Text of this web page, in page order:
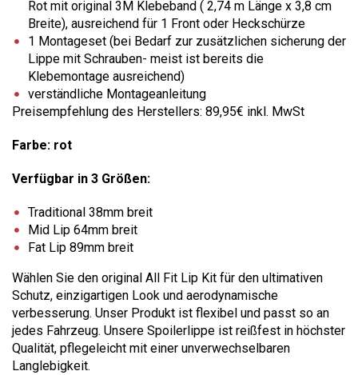
Rot mit original 3M Klebeband ( 2,74 m Länge x 3,8 cm
Breite), ausreichend für 1 Front oder Heckschürze
1 Montageset (bei Bedarf zur zusätzlichen sicherung der
Lippe mit Schrauben- meist ist bereits die
Klebemontage ausreichend)
verständliche Montageanleitung
Preisempfehlung des Herstellers: 89,95€ inkl. MwSt
Farbe: rot
Verfügbar in 3 Größen:
Traditional 38mm breit
Mid Lip 64mm breit
Fat Lip 89mm breit
Wählen Sie den original All Fit Lip Kit für den ultimativen
Schutz, einzigartigen Look und aerodynamische
verbesserung. Unser Produkt ist flexibel und passt so an
jedes Fahrzeug. Unsere Spoilerlippe ist reißfest in höchster
Qualität, pflegeleicht mit einer unverwechselbaren
Langlebigkeit.